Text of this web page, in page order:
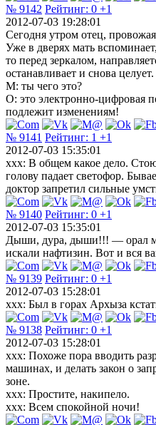
№ 9142 Рейтинг: 0 +1
2012-07-03 19:28:01
Сегодня утром отец,
Уже в дверях мать
то перед зеркалом,
останавливает и снова целует.
М: ты чего это?
О: это электронно-цифровая
подлежит изменениям!
№ 9141 Рейтинг: 1 +1
2012-07-03 15:35:01
xxx: В общем какое дело.
голову падает светофор.
доктор запретил сильные
№ 9140 Рейтинг: 0 +1
2012-07-03 15:35:01
Дыши, дура, дыши!!! — орал
искали нафтизин. Вот и вся
№ 9139 Рейтинг: 0 +1
2012-07-03 15:28:01
xxx: Был в горах Архыза
№ 9138 Рейтинг: 0 +1
2012-07-03 15:28:01
xxx: Похоже пора вводить
машинах, и делать закон о
зоне.
xxx: Простите, накипело.
xxx: Всем спокойной ночи!